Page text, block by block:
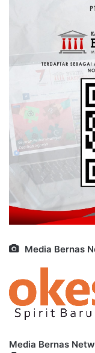
Media Bernas
Media Bernas